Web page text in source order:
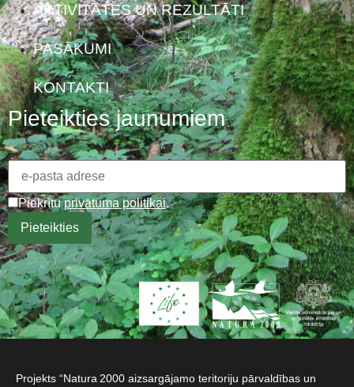
AKTIVITĀTES UN REZULTĀTI
PASĀKUMI
KONTAKTI
Pieteikties jaunumiem
Piekrītuprivātuma politikai.
Projekts “Natura 2000 aizsargājamo teritoriju pārvaldības un